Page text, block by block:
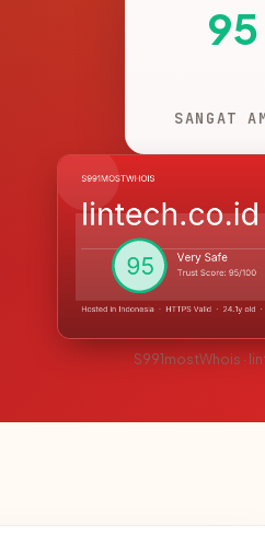
95
SANGAT
S991mostWhois ·